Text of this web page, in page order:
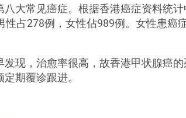
大常见癌症。根据香港癌症资料统
性占278例，女性佔989例。女性患
发现，治愈率很高，故香港甲状腺癌
期覆诊跟进。